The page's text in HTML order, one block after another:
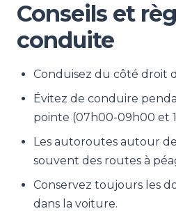
Conseils et
conduite
Conduisez du côté droit
Évitez de conduire
pointe (07h00-09h00 et
Les autoroutes autour
souvent des routes à
Conservez toujours les
dans la voiture.